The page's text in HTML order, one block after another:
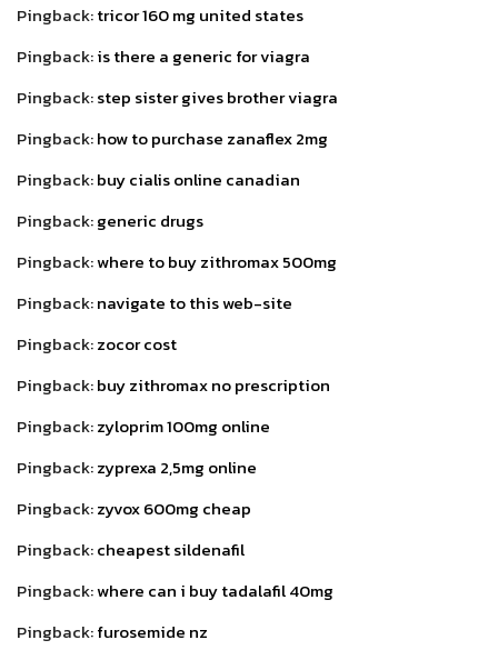
Pingback:tricor 160 mg united states
Pingback:is there a generic for viagra
Pingback:step sister gives brother viagra
Pingback:how to purchase zanaflex 2mg
Pingback:buy cialis online canadian
Pingback:generic drugs
Pingback:where to buy zithromax 500mg
Pingback:navigate to this web-site
Pingback:zocor cost
Pingback:buy zithromax no prescription
Pingback:zyloprim 100mg online
Pingback:zyprexa 2,5mg online
Pingback:zyvox 600mg cheap
Pingback:cheapest sildenafil
Pingback:where can i buy tadalafil 40mg
Pingback:furosemide nz